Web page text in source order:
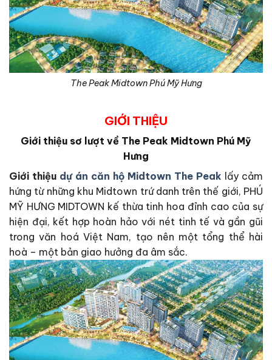
The Peak Midtown Phú Mỹ Hưng
GIỚI THIỆU
Giới thiệu sơ lượt về The Peak Midtown Phú Mỹ
Hưng
Giới thiệu dự án căn hộ Midtown The Peak lấy cảm
hứng từ những khu Midtown trứ danh trên thế giới, PHÚ
MỸ HƯNG MIDTOWN kế thừa tinh hoa đỉnh cao của sự
hiện đại, kết hợp hoàn hảo với nét tinh tế và gần gũi
trong văn hoá Việt Nam, tạo nên một tổng thể hài
hoà – một bản giao hưởng đa âm sắc.